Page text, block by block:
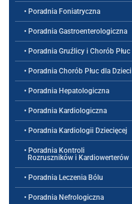
• Poradnia Foniatryczna
• Poradnia Gastroenterologiczna
• Poradnia Gruźlicy i Chorób Płuc
• Poradnia Chorób Płuc dla Dzieci
• Poradnia Hepatologiczna
• Poradnia Kardiologiczna
• Poradnia Kardiologii Dziecięcej
• Poradnia Kontroli
Rozruszników i Kardiowerterów
• Poradnia Leczenia Bólu
• Poradnia Nefrologiczna